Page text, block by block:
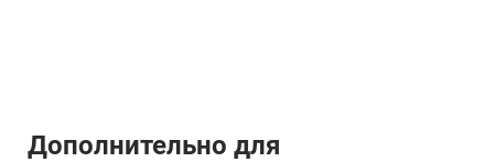
Дополнительно для